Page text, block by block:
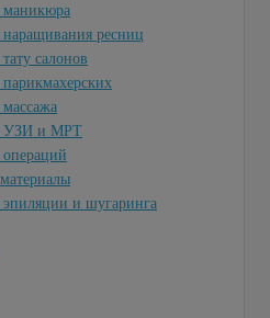
маникюра
ресниц
салонов
УЗИ и МРТ
эпиляции и шугаринга